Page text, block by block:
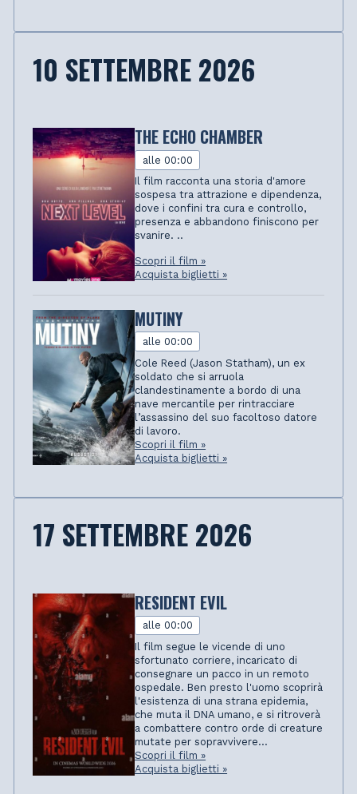
10 SETTEMBRE 2026
THE ECHO CHAMBER
alle 00:00
Il film racconta una storia d'amore
sospesa tra attrazione e dipendenza,
dove i confini tra cura e controllo,
presenza e abbandono finiscono per
svanire. ..
Scopri il film »
Acquista biglietti »
MUTINY
alle 00:00
Cole Reed (Jason Statham), un ex
soldato che si arruola
clandestinamente a bordo di una
nave mercantile per rintracciare
l’assassino del suo facoltoso datore
di lavoro.
Scopri il film »
Acquista biglietti »
17 SETTEMBRE 2026
RESIDENT EVIL
alle 00:00
Il film segue le vicende di uno
sfortunato corriere, incaricato di
consegnare un pacco in un remoto
ospedale. Ben presto l'uomo scoprirà
l'esistenza di una strana epidemia,
che muta il DNA umano, e si ritroverà
a combattere contro orde di creature
mutate per sopravvivere...
Scopri il film »
Acquista biglietti »